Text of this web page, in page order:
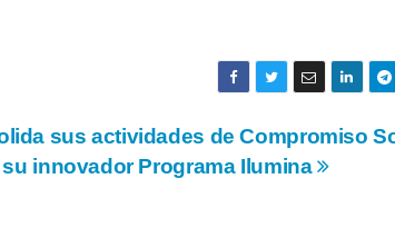
sus actividades de Compromiso
innovador Programa Ilumina